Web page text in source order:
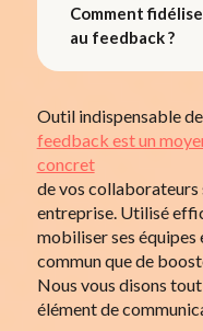
Comment
au feedback ?
Outil indispensable
feedback est un
concret
de vos collaborateurs
entreprise. Utilisé
mobiliser ses équipes
commun que de
Nous vous disons
élément de